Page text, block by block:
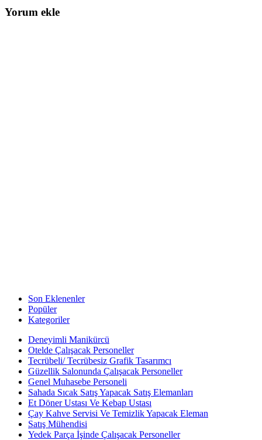
Yorum ekle
Son Eklenenler
Popüler
Kategoriler
Deneyimli Manikürcü
Otelde Çalışacak Personeller
Tecrübeli/ Tecrübesiz Grafik Tasarımcı
Güzellik Salonunda Çalışacak Personeller
Genel Muhasebe Personeli
Sahada Sıcak Satış Yapacak Satış Elemanları
Et Döner Ustası Ve Kebap Ustası
Çay Kahve Servisi Ve Temizlik Yapacak Eleman
Satış Mühendisi
Yedek Parça İşinde Çalışacak Personeller